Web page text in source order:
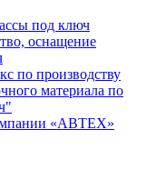
под ключ
оснащение
по производству
материала по
«АВТЕХ»